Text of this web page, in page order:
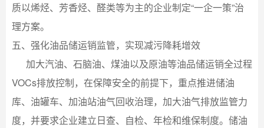
质以烯烃、芳香烃、醛类等为主的企业制定“一企一策”治
理方案。
五、强化油品储运销监管，实现减污降耗增效
加大汽油、石脑油、煤油以及原油等油品储运销全过程
VOCs排放控制，在保障安全的前提下，重点推进储油
库、油罐车、加油站油气回收治理，加大油气排放监管力
度，并要求企业建立日查、自检、年检和维保制度。储油